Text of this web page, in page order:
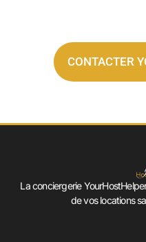
CONTACTER
La conciergerie
de vos locations